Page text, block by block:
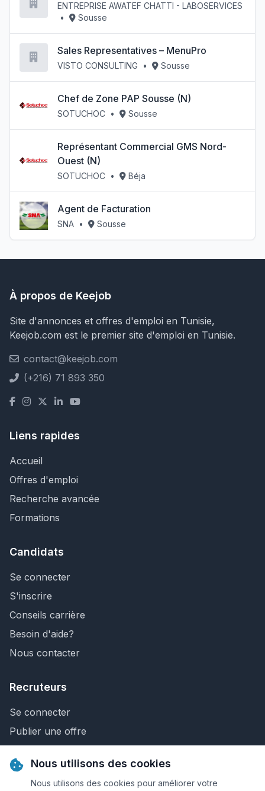
ENTREPRISE AWATEF CHATTI - LABOSERVICES
•
Sousse
Sales Representatives – MenuPro
VISTO CONSULTING • Sousse
Chef de Zone PAP Sousse (N)
SOTUCHOC • Sousse
Représentant Commercial GMS Nord-
Ouest (N)
SOTUCHOC • Béja
Agent de Facturation
SNA • Sousse
À propos de Keejob
Site d'annonces et offres d'emploi en Tunisie,
Keejob.com est le premier site d'emploi en Tunisie.
contact@keejob.com
(+216) 71 893 350
Liens rapides
Accueil
Offres d'emploi
Recherche avancée
Formations
Candidats
Se connecter
S'inscrire
Conseils carrière
Besoin d'aide?
Nous contacter
Recruteurs
Se connecter
Publier une offre
Nous contacter
Nous utilisons des cookies
Nous utilisons des cookies pour améliorer votre